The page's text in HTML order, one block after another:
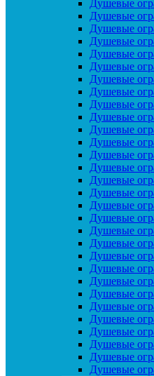
Душевые
Душевые
Душевые
Душевые
Душевые
Душевые
Душевые
Душевые
Душевые
Душевые
Душевые
Душевые
Душевые
Душевые
Душевые
Душевые
Душевые
Душевые
Душевые
Душевые
Душевые
Душевые
Душевые
Душевые
Душевые
Душевые
Душевые
Душевые
Душевые
Душевые